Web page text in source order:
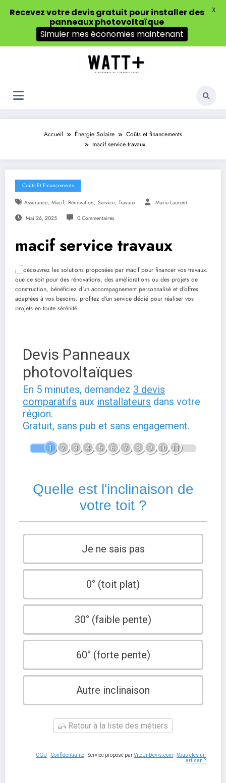
Accueil Énergie Solaire
Coûts et financements
macif service travaux
Coûts Et Financements
Assurance, Macif, Rénovation, Service, Travaux Marie Laurent
Mai 26, 2025 0 Commentaires
macif service travaux
Devis Panneaux
photovoltaïques
En 5 minutes, demandez 3 devis
comparatifs aux installateurs dans votre
région.
Gratuit, sans pub et sans engagement.
1 2 3 4 5 6 7 8 9 10 11
Quelle est l'inclinaison de
votre toit ?
Je ne sais pas
0° (toit plat)
30° (faible pente)
60° (forte pente)
Autre inclinaison
Retour à la liste des métiers
CGU - Confidentialité- Service proposé parViteUnDevis.com -Vous êtes un
artisan ?
Recevez votre devis gratuit pour installer des
panneaux photovoltaïque
Simuler mes économies maintenant
X